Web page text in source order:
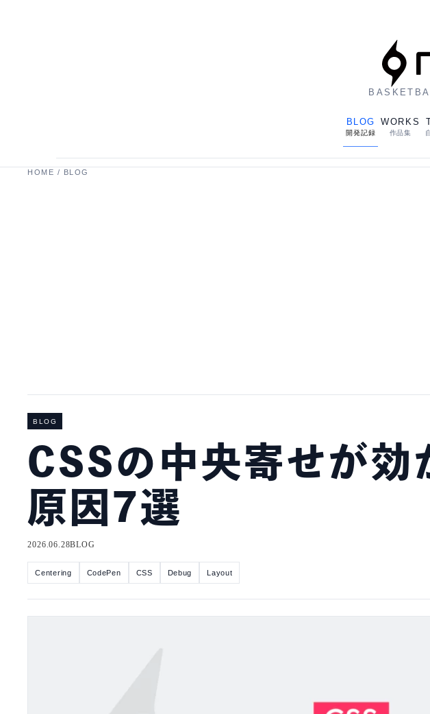
BLOG
開発記録
WORKS
作品集
HOME / BLOG
BLOG
CSSの中央寄せが効
原因7選
2026.06.28BLOG
Centering CodePen CSS Debug Layout